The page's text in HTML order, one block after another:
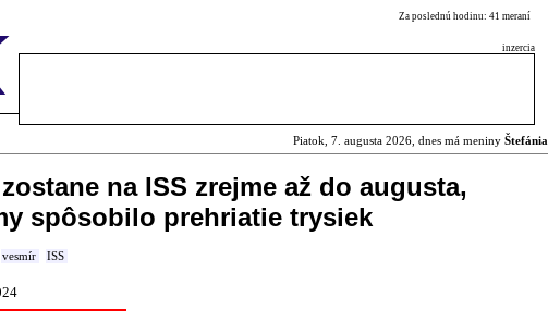
Za poslednú hodinu: 41 meraní
inzercia
Piatok, 7. augusta 2026, dnes má meniny Štefánia
na ISS zrejme až do augusta,
spôsobilo prehriatie trysiek
vesmír ISS